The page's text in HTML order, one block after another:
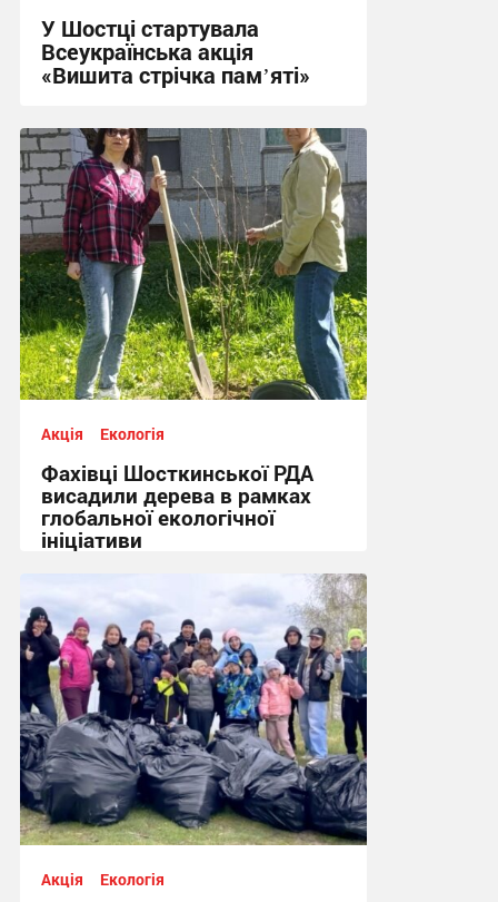
У Шостці стартувала
Всеукраїнська акція
«Вишита стрічка памʼяті»
09:03, 21.05.2026
Акція Екологія
Фахівці Шосткинської РДА
висадили дерева в рамках
глобальної екологічної
ініціативи
09:23, 8.05.2026
Акція Екологія